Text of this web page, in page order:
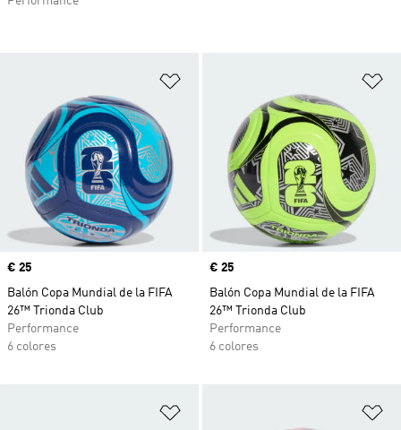
Precio
€ 25
Balón Copa Mundial de la FIFA
26™ Trionda Club
Performance
6 colores
Precio
€ 25
Balón Copa Mundial de la FIFA
26™ Trionda Club
Performance
6 colores